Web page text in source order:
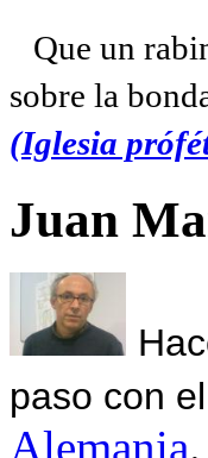
Que un
sobre la
(Iglesia
Juan
paso con
Alemania.